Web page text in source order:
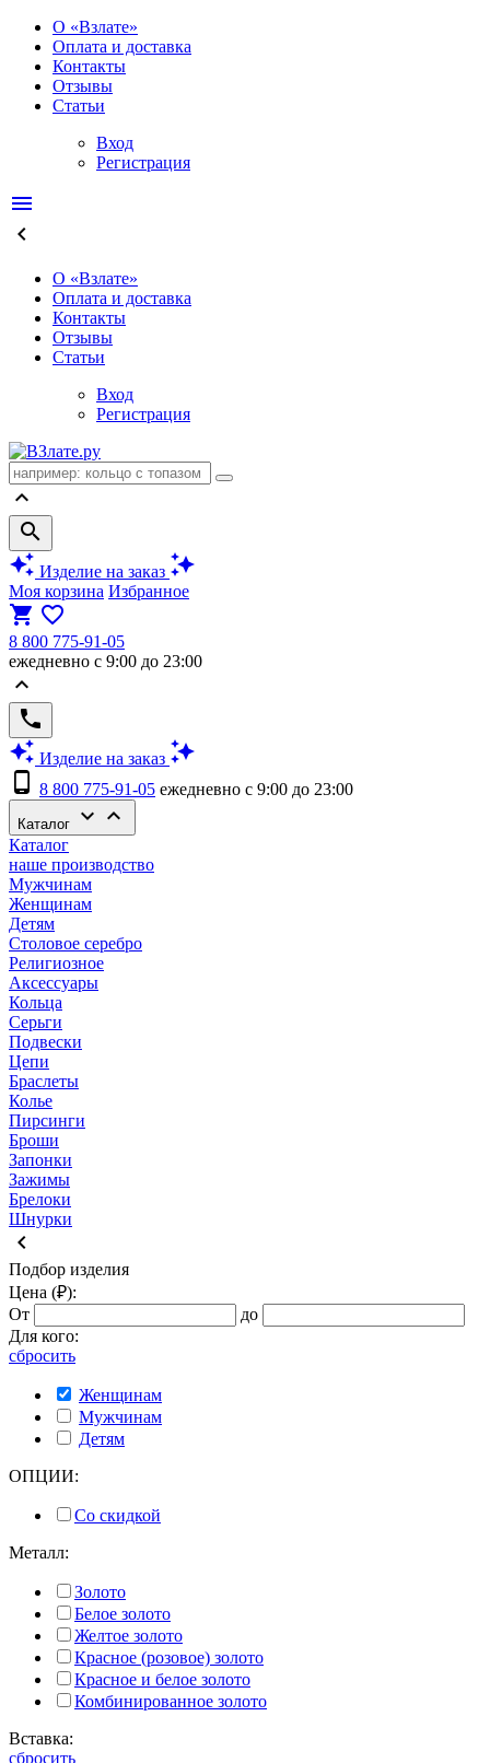
О «Взлате»
Оплата и доставка
Контакты
Отзывы
Статьи
Вход
Регистрация
menu
keyboard_arrow_left
О «Взлате»
Оплата и доставка
Контакты
Отзывы
Статьи
Вход
Регистрация
keyboard_arrow_up
search
auto_awesome Изделие на заказ auto_awesome
Моя корзина Избранное
shopping_cart favorite_border
8 800 775-91-05
ежедневно с 9:00 до 23:00
keyboard_arrow_up
phone
auto_awesome Изделие на заказ auto_awesome
phone_android 8 800 775-91-05 ежедневно с 9:00 до 23:00
Каталог keyboard_arrow_down keyboard_arrow_up
Каталог
наше производство
Мужчинам
Женщинам
Детям
Столовое серебро
Религиозное
Аксессуары
Кольца
Серьги
Подвески
Цепи
Браслеты
Колье
Пирсинги
Броши
Запонки
Зажимы
Брелоки
Шнурки
keyboard_arrow_left
Подбор изделия
Цена (₽):
От
до
Для кого:
сбросить
Женщинам
Мужчинам
Детям
ОПЦИИ:
Со скидкой
Металл:
Золото
Белое золото
Желтое золото
Красное (розовое) золото
Красное и белое золото
Комбинированное золото
Вставка:
сбросить